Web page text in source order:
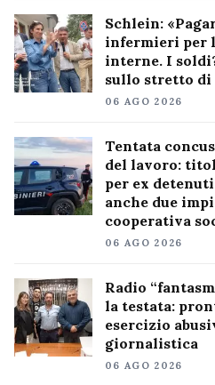
Schlein:
infermieri per
interne. I
sullo stretto di
06 AGO 2026
Tentata
del lavoro:
per ex
anche due
cooperativa
06 AGO 2026
Radio
la testata:
esercizio
giornalistica
06 AGO 2026